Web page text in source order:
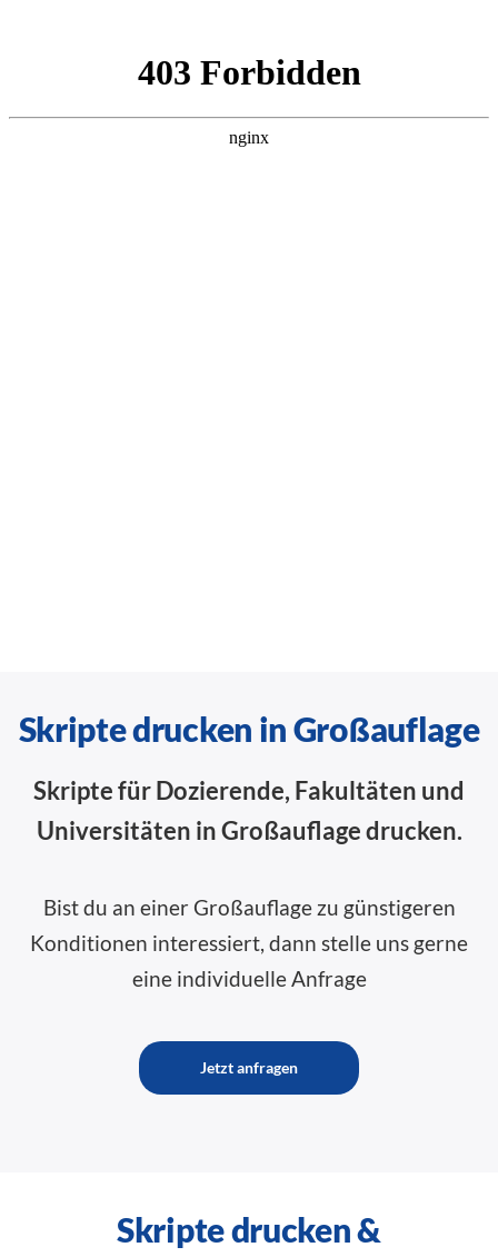
Skripte drucken in Großauflage
Skripte für Dozierende, Fakultäten und
Universitäten in Großauflage drucken.
Bist du an einer Großauflage zu günstigeren
Konditionen interessiert, dann stelle uns gerne
eine individuelle Anfrage
Jetzt anfragen
Skripte drucken &